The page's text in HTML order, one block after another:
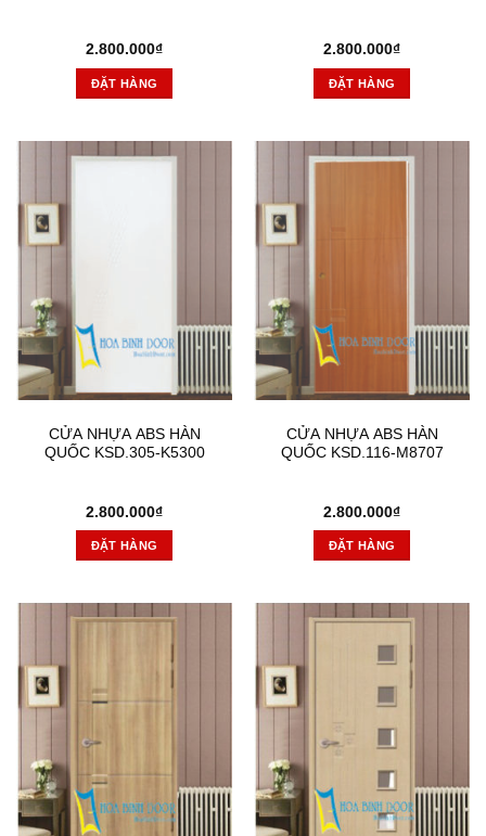
2.800.000₫
ĐẶT HÀNG
2.800.000₫
ĐẶT HÀNG
CỬA NHỰA ABS HÀN
QUỐC KSD.305-K5300
2.800.000₫
ĐẶT HÀNG
CỬA NHỰA ABS HÀN
QUỐC KSD.116-M8707
2.800.000₫
ĐẶT HÀNG